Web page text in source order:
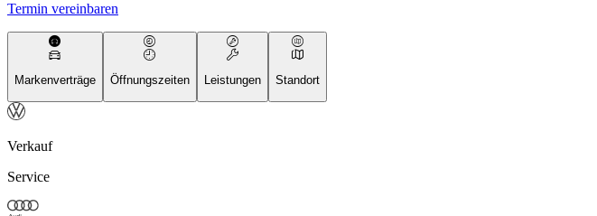
Termin vereinbaren
Markenverträge Öffnungszeiten Leistungen Standort
Verkauf
Service